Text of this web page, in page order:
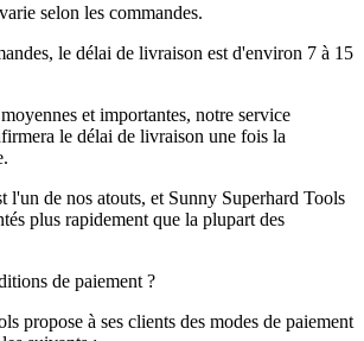
selon les commandes.
le délai de livraison est d'environ 7 à 15
et importantes, notre service
le délai de livraison une fois la
l'un de nos atouts, et Sunny Superhard Tools
plus rapidement que la plupart des
de paiement ?
propose à ses clients des modes de paiement